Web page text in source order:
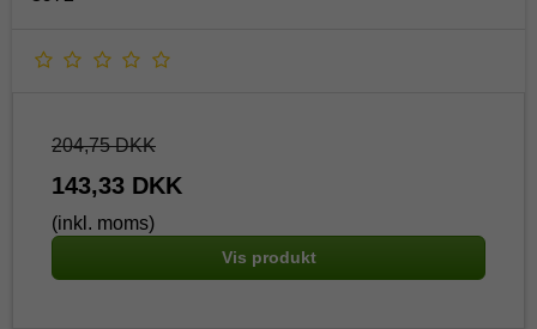
204,75 DKK
143,33 DKK
(inkl. moms)
Vis produkt